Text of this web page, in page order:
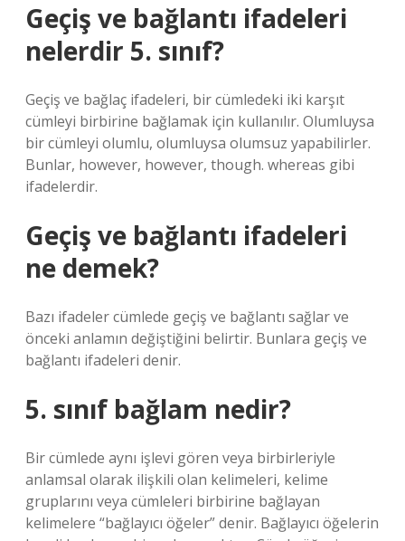
Geçiş ve bağlantı ifadeleri
nelerdir 5. sınıf?
Geçiş ve bağlaç ifadeleri, bir cümledeki iki karşıt
cümleyi birbirine bağlamak için kullanılır. Olumluysa
bir cümleyi olumlu, olumluysa olumsuz yapabilirler.
Bunlar, however, however, though. whereas gibi
ifadelerdir.
Geçiş ve bağlantı ifadeleri
ne demek?
Bazı ifadeler cümlede geçiş ve bağlantı sağlar ve
önceki anlamın değiştiğini belirtir. Bunlara geçiş ve
bağlantı ifadeleri denir.
5. sınıf bağlam nedir?
Bir cümlede aynı işlevi gören veya birbirleriyle
anlamsal olarak ilişkili olan kelimeleri, kelime
gruplarını veya cümleleri birbirine bağlayan
kelimelere “bağlayıcı öğeler” denir. Bağlayıcı öğelerin